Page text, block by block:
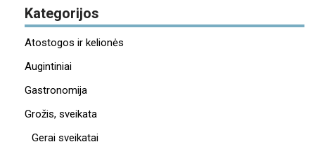
Kategorijos
Atostogos ir kelionės
Augintiniai
Gastronomija
Grožis, sveikata
Gerai sveikatai